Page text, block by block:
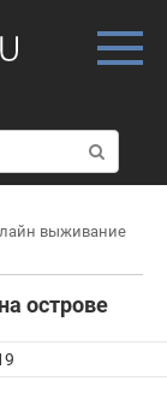
выживание
острове